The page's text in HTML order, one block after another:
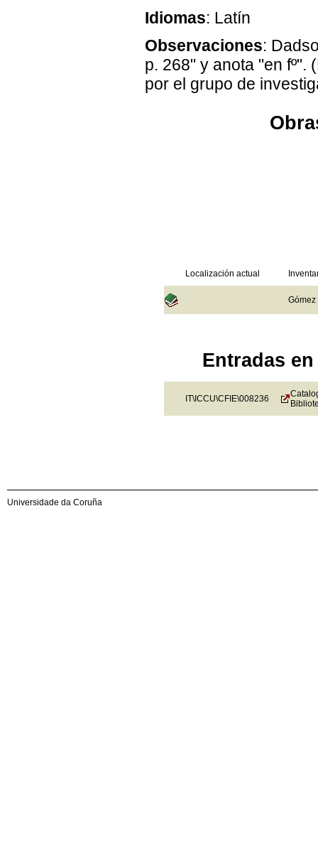
Idiomas: Latín
Observaciones:
p. 268" y anota "en
por el grupo de
Localización actual
Gómez
Entradas
IT\ICCU\CFIE\008236
Universidade da Coruña